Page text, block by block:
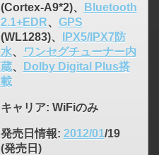
(Cortex-A9*2)、
Bluetooth
2.1+EDR、 GPS
(WL1283)、
IPX5/IPX7防
水、
ワンセグチューナー内
蔵、
Dolby Digital Plus搭
載
キャリア: WiFiのみ
発売日情報: 2012/01/19
(発売日)